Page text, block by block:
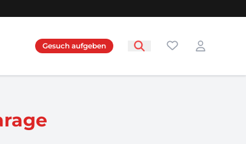
Gesuch aufgeben Favoriten
Login